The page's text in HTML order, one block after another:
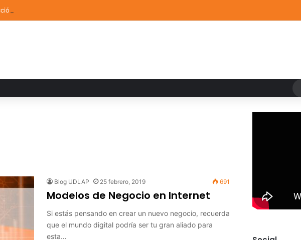
de Arte UDLAP fortalece su acervo con nuevas obras de artistas emergentes y
Blog UDLAP 25 febrero, 2019 691
Modelos de Negocio en Internet
Si estás pensando en crear un nuevo negocio, recuerda
que el mundo digital podría ser tu gran aliado para
esta…